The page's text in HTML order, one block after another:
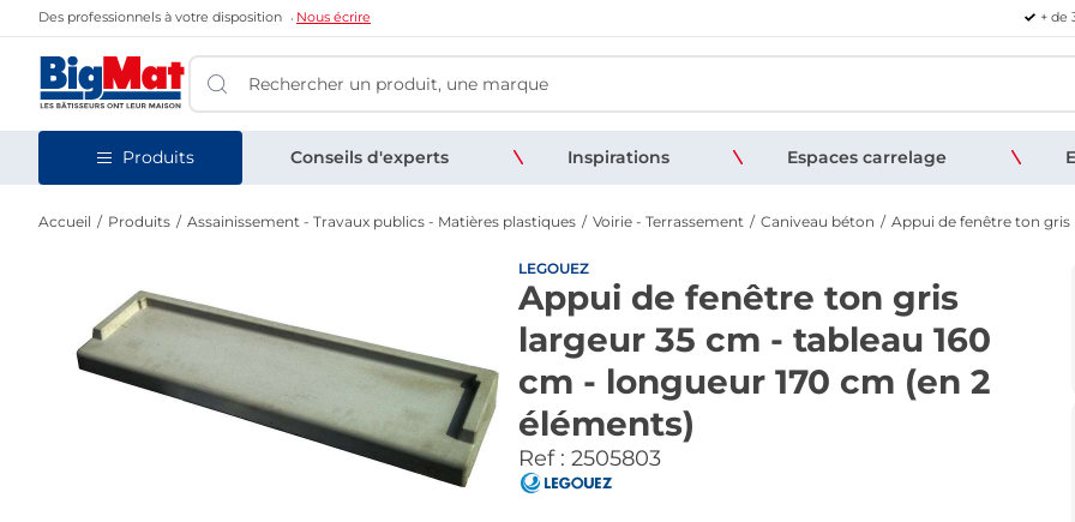
Des professionnels à votre disposition Nous écrire + de
Produits Conseils d'experts Inspirations Espaces carrelage
Accueil Produits Assainissement - Travaux publics - Matières plastiques Voirie - Terrassement Caniveau béton Appui de fenêtre ton gris
LEGOUEZ
Appui de fenêtre ton gris
largeur 35 cm - tableau 160
cm - longueur 170 cm (en 2
éléments)
Ref : 2505803